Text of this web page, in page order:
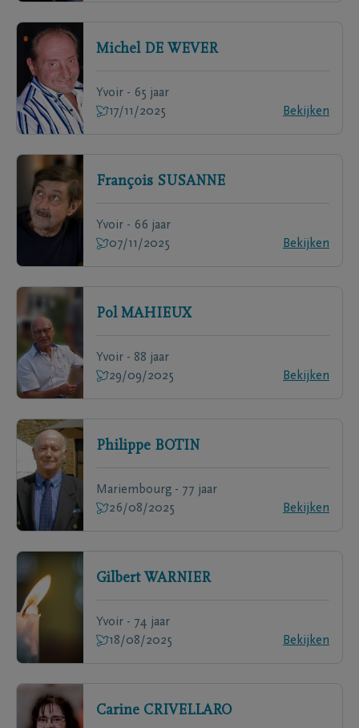
Michel DE WEVER
Yvoir - 65 jaar
17/11/2025
Bekijken
François SUSANNE
Yvoir - 66 jaar
07/11/2025
Bekijken
Pol MAHIEUX
Yvoir - 88 jaar
29/09/2025
Bekijken
Philippe BOTIN
Mariembourg - 77 jaar
26/08/2025
Bekijken
Gilbert WARNIER
Yvoir - 74 jaar
18/08/2025
Bekijken
Carine CRIVELLARO